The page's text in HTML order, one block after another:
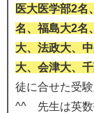
医大医学部2名
名、福島大2名
大、法政大、
大、会津大、
徒に合せた受
^^ 先生は英数